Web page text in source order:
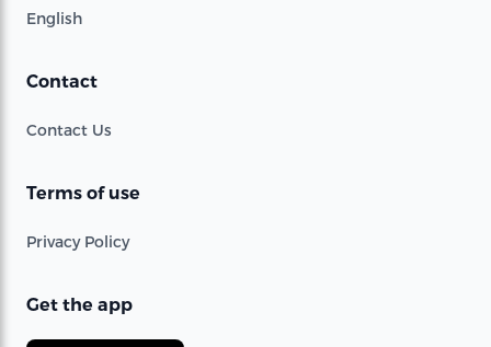
English
Contact
Contact Us
Terms of use
Privacy Policy
Get the app